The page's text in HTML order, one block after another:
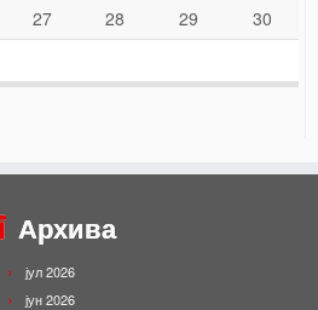
27 28 29
30
Архива
јул 2026
јун 2026